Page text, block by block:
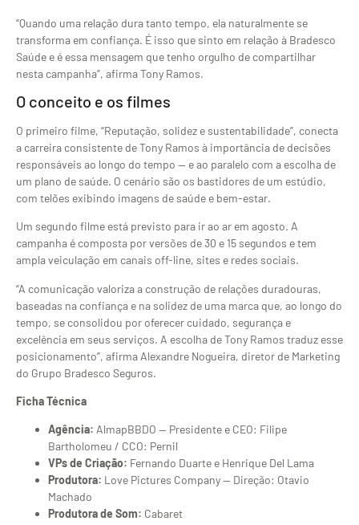
“Quando uma relação dura tanto tempo, ela naturalmente se
transforma em confiança. É isso que sinto em relação à Bradesco
Saúde e é essa mensagem que tenho orgulho de compartilhar
nesta campanha”, afirma Tony Ramos.
O conceito e os filmes
O primeiro filme, “Reputação, solidez e sustentabilidade”, conecta
a carreira consistente de Tony Ramos à importância de decisões
responsáveis ao longo do tempo — e ao paralelo com a escolha de
um plano de saúde. O cenário são os bastidores de um estúdio,
com telões exibindo imagens de saúde e bem-estar.
Um segundo filme está previsto para ir ao ar em agosto. A
campanha é composta por versões de 30 e 15 segundos e tem
ampla veiculação em canais off-line, sites e redes sociais.
“A comunicação valoriza a construção de relações duradouras,
baseadas na confiança e na solidez de uma marca que, ao longo do
tempo, se consolidou por oferecer cuidado, segurança e
excelência em seus serviços. A escolha de Tony Ramos traduz esse
posicionamento”, afirma Alexandre Nogueira, diretor de Marketing
do Grupo Bradesco Seguros.
Ficha Técnica
Agência: AlmapBBDO — Presidente e CEO: Filipe
Bartholomeu / CCO: Pernil
VPs de Criação: Fernando Duarte e Henrique Del Lama
Produtora: Love Pictures Company — Direção: Otavio
Machado
Produtora de Som: Cabaret